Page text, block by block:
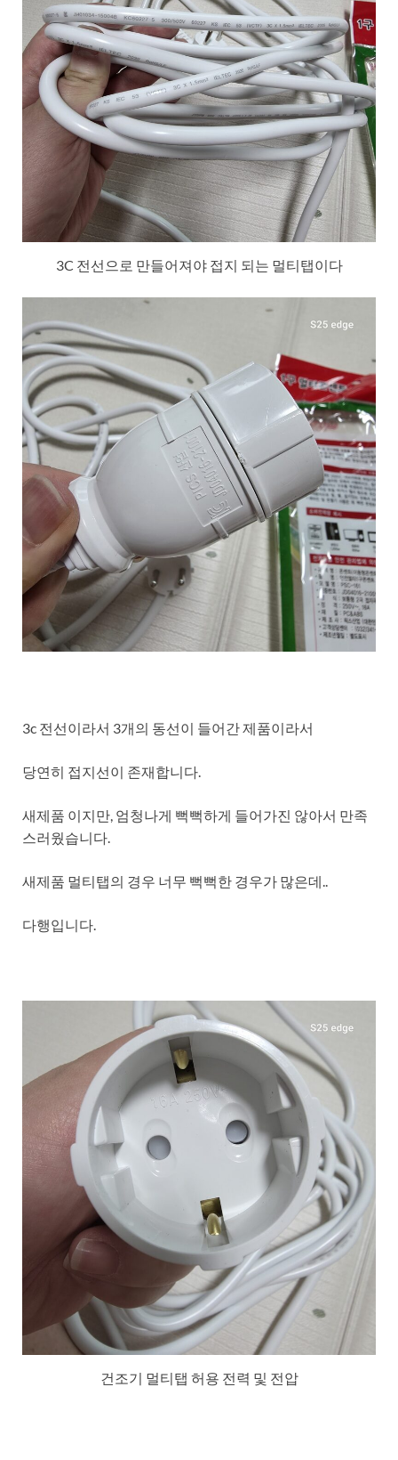
3C 전선으로 만들어져야 접지 되는 멀티탭이다
3c 전선이라서 3개의 동선이 들어간 제품이라서
당연히 접지선이 존재합니다.
새제품 이지만, 엄청나게 뻑뻑하게 들어가진 않아서 만족
스러웠습니다.
새제품 멀티탭의 경우 너무 뻑뻑한 경우가 많은데..
다행입니다.
건조기 멀티탭 허용 전력 및 전압